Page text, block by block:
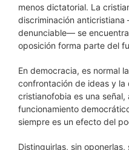
menos dictatorial. La
discriminación
denunciable— se
oposición forma parte del
En democracia, es normal
confrontación de ideas y
cristianofobia es una
funcionamiento
siempre es un efecto del
Distinguirlas, sin